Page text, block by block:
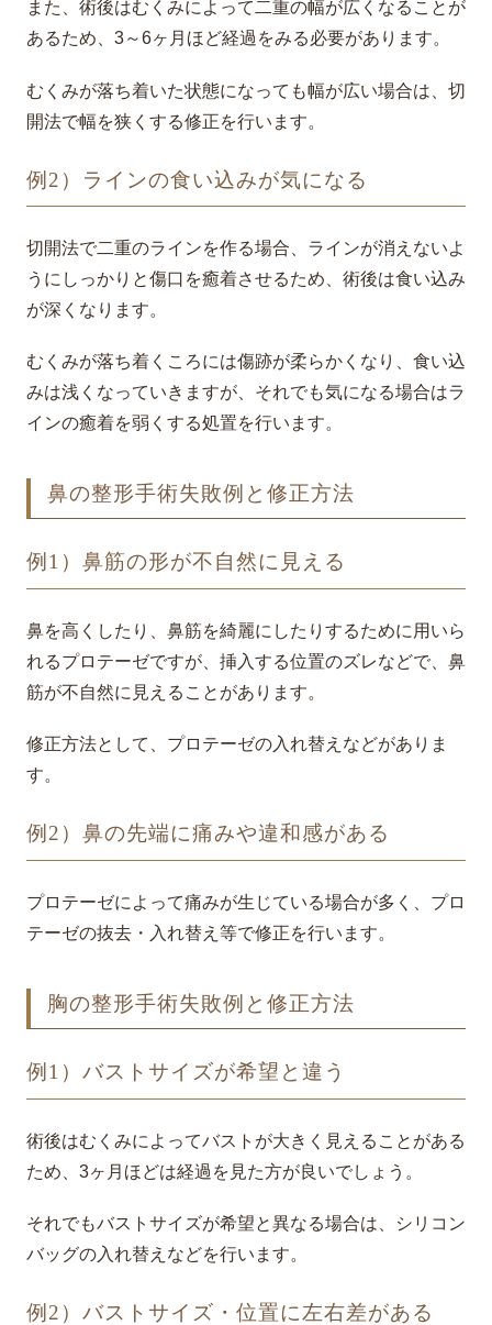
また、術後はむくみによって二重の幅が広くなることが
あるため、3～6ヶ月ほど経過をみる必要があります。
むくみが落ち着いた状態になっても幅が広い場合は、切
開法で幅を狭くする修正を行います。
例2）ラインの食い込みが気になる
切開法で二重のラインを作る場合、ラインが消えないよ
うにしっかりと傷口を癒着させるため、術後は食い込み
が深くなります。
むくみが落ち着くころには傷跡が柔らかくなり、食い込
みは浅くなっていきますが、それでも気になる場合はラ
インの癒着を弱くする処置を行います。
鼻の整形手術失敗例と修正方法
例1）鼻筋の形が不自然に見える
鼻を高くしたり、鼻筋を綺麗にしたりするために用いら
れるプロテーゼですが、挿入する位置のズレなどで、鼻
筋が不自然に見えることがあります。
修正方法として、プロテーゼの入れ替えなどがありま
す。
例2）鼻の先端に痛みや違和感がある
プロテーゼによって痛みが生じている場合が多く、プロ
テーゼの抜去・入れ替え等で修正を行います。
胸の整形手術失敗例と修正方法
例1）バストサイズが希望と違う
術後はむくみによってバストが大きく見えることがある
ため、3ヶ月ほどは経過を見た方が良いでしょう。
それでもバストサイズが希望と異なる場合は、シリコン
バッグの入れ替えなどを行います。
例2）バストサイズ・位置に左右差がある